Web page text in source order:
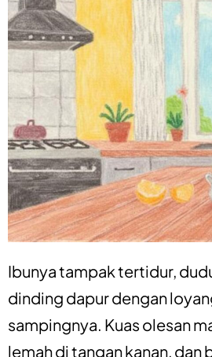
Ibunya tampak tertidur,
dinding dapur dengan
sampingnya. Kuas olesan
lemah di tangan kanan, dan